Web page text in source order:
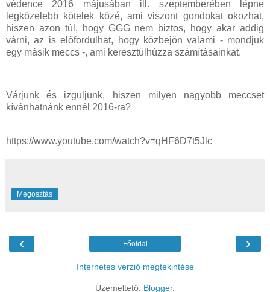
védence 2016 májusában ill. szeptemberében lépne
legközelebb kötelek közé, ami viszont gondokat okozhat,
hiszen azon túl, hogy GGG nem biztos, hogy akar addig
várni, az is előfordulhat, hogy közbejön valami - mondjuk
egy másik meccs -, ami keresztülhúzza számításainkat.
Várjunk és izguljunk, hiszen milyen nagyobb meccset
kívánhatnánk ennél 2016-ra?
https://www.youtube.com/watch?v=qHF6D7t5Jlc
Megosztás
‹ ›
Főoldal
Internetes verzió megtekintése
Üzemeltető: Blogger.